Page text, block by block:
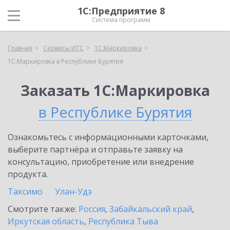
1С:Предприятие 8
Система программ
Главная Сервисы ИТС
1С:Маркировка
1С:Маркировка в Республике Бурятия
Заказать 1С:Маркировка
в Республике Бурятия
Ознакомьтесь с информационными карточками,
выберите партнёра и отправьте заявку на
консультацию, приобретение или внедрение
продукта.
Таксимо
Улан-Удэ
Смотрите также: Россия, Забайкальский край,
Иркутская область, Республика Тыва